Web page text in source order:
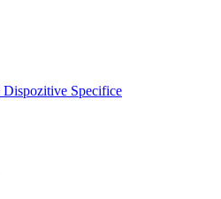
Dispozitive Specifice